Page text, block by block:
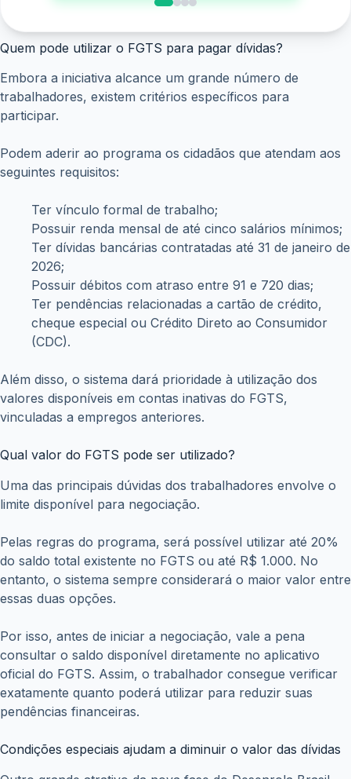
Quem pode utilizar o FGTS para pagar dívidas?
Embora a iniciativa alcance um grande número de
trabalhadores, existem critérios específicos para
participar.
Podem aderir ao programa os cidadãos que atendam aos
seguintes requisitos:
Ter vínculo formal de trabalho;
Possuir renda mensal de até cinco salários mínimos;
Ter dívidas bancárias contratadas até 31 de janeiro de
2026;
Possuir débitos com atraso entre 91 e 720 dias;
Ter pendências relacionadas a cartão de crédito,
cheque especial ou Crédito Direto ao Consumidor
(CDC).
Além disso, o sistema dará prioridade à utilização dos
valores disponíveis em contas inativas do FGTS,
vinculadas a empregos anteriores.
Qual valor do FGTS pode ser utilizado?
Uma das principais dúvidas dos trabalhadores envolve o
limite disponível para negociação.
Pelas regras do programa, será possível utilizar até 20%
do saldo total existente no FGTS ou até R$ 1.000. No
entanto, o sistema sempre considerará o maior valor entre
essas duas opções.
Por isso, antes de iniciar a negociação, vale a pena
consultar o saldo disponível diretamente no aplicativo
oficial do FGTS. Assim, o trabalhador consegue verificar
exatamente quanto poderá utilizar para reduzir suas
pendências financeiras.
Condições especiais ajudam a diminuir o valor das dívidas